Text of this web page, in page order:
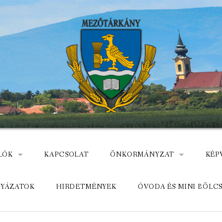
HEVES MEGYÉBEN, MEZÕTÁRKÁNYON
KAPCSOLAT ÖNKORMÁNYZAT
KÖZADATKERESŐ
HIRDETMÉNYEK ÓVODA ÉS MINI